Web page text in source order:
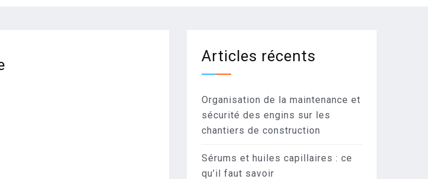
Articles récents
Organisation de la maintenance et
sécurité des engins sur les
chantiers de construction
Sérums et huiles capillaires : ce
qu’il faut savoir